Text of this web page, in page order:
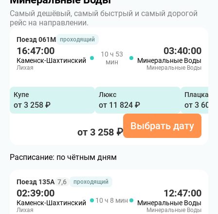
Самый дешёвый, самый быстрый и самый дорогой
рейс на направлении.
Поезд 061М проходящий
16:47:00
Каменск-Шахтинский
Лихая
10 ч 53
мин
03:40:00
Минеральные Воды
Минеральные Воды
Купе
от 3 258 ₽
Люкс
от 11 824 ₽
Плацкарт
от 3 600
от 3 258 ₽
Выбрать дату
Расписание: по чётным дням
Поезд 135А 7,6 проходящий
02:39:00
Каменск-Шахтинский
Лихая
10 ч 8 мин
12:47:00
Минеральные Воды
Минеральные Воды